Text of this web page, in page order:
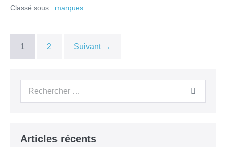
Classé sous : marques
1 2 Suivant →
Articles récents